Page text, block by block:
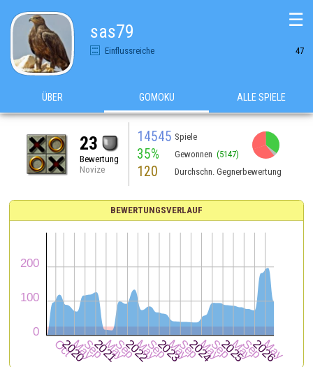
sas79
Einflussreiche 47
☰
ÜBER GOMOKU ALLE SPIELE
23
Bewertung
Novize
14545 Spiele
35% Gewonnen (5147)
120 Durchschn. Gegnerbewertung
BEWERTUNGSVERLAUF